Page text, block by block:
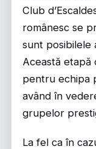
Club
românesc se
sunt posibilele
Această etapă
pentru echipa
având în
grupelor
La fel ca în